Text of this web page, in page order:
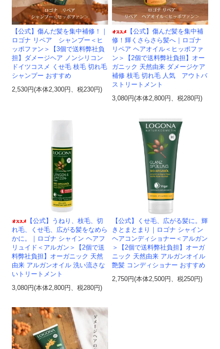
【公式】傷んだ髪を集中補修！｜
ロゴナ リペア シャンプー＜ヒ
ッポファン＞【3個で送料弊社負
担】ダメージヘア ノンシリコン
ドイツコスメ くせ毛 枝毛 切れ毛
シャンプー おすすめ
2,530円(本体2,300円、税230円)
【公式】傷んだ髪を集中補
修！輝くさらさら髪へ｜ロゴナ
リペア ヘアオイル＜ヒッポファ
ン＞【2個で送料弊社負担】オー
ガニック 天然由来 ダメージケア
補修 枝毛 切れ毛 人気 アウトバ
ストリートメント
3,080円(本体2,800円、税280円)
【公式】うねり、枝毛、切
れ毛、くせ毛、広がる髪をなめら
かに。｜ロゴナ シャイン ヘアフ
リュイド＜アルガン＞【2個で送
料弊社負担】オーガニック 天然
由来 アルガンオイル 洗い流さな
いトリートメント
3,080円(本体2,800円、税280円)
【公式】くせ毛、広がる髪に。輝
きとまとまり｜ロゴナ シャイン
ヘアコンディショナー＜アルガン
＞【2個で送料弊社負担】オーガ
ニック 天然由来 アルガンオイル
艶髪 コンディショナー おすすめ
2,750円(本体2,500円、税250円)